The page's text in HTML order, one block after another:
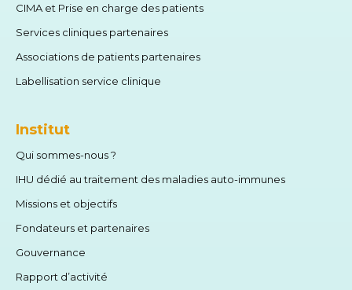
CIMA et Prise en charge des patients
Services cliniques partenaires
Associations de patients partenaires
Labellisation service clinique
Institut
Qui sommes-nous ?
IHU dédié au traitement des maladies auto-immunes
Missions et objectifs
Fondateurs et partenaires
Gouvernance
Rapport d’activité